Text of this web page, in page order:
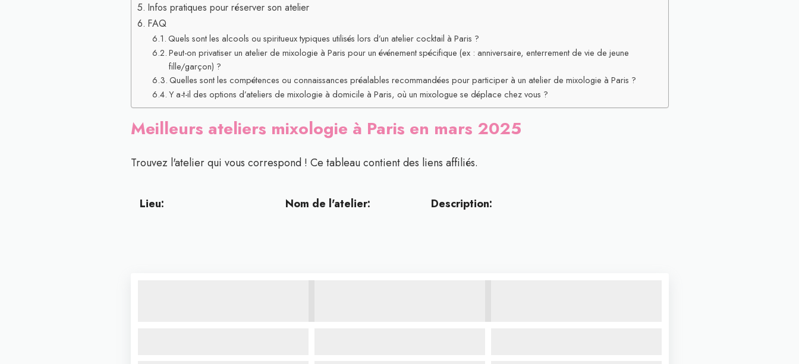
Infos pratiques pour réserver son atelier
FAQ
Quels sont les alcools ou spiritueux typiques utilisés lors d’un atelier cocktail à Paris ?
Peut-on privatiser un atelier de mixologie à Paris pour un événement spécifique (ex : anniversaire, enterrement de vie de jeune
fille/garçon) ?
Quelles sont les compétences ou connaissances préalables recommandées pour participer à un atelier de mixologie à Paris ?
Y a-t-il des options d’ateliers de mixologie à domicile à Paris, où un mixologue se déplace chez vous ?
Meilleurs ateliers mixologie à Paris en mars 2025
Trouvez l'atelier qui vous correspond ! Ce tableau contient des liens affiliés.
Lieu: Nom de l'atelier: Description: